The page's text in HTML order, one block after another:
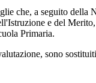
che, a seguito della
e del
Primaria.
sono